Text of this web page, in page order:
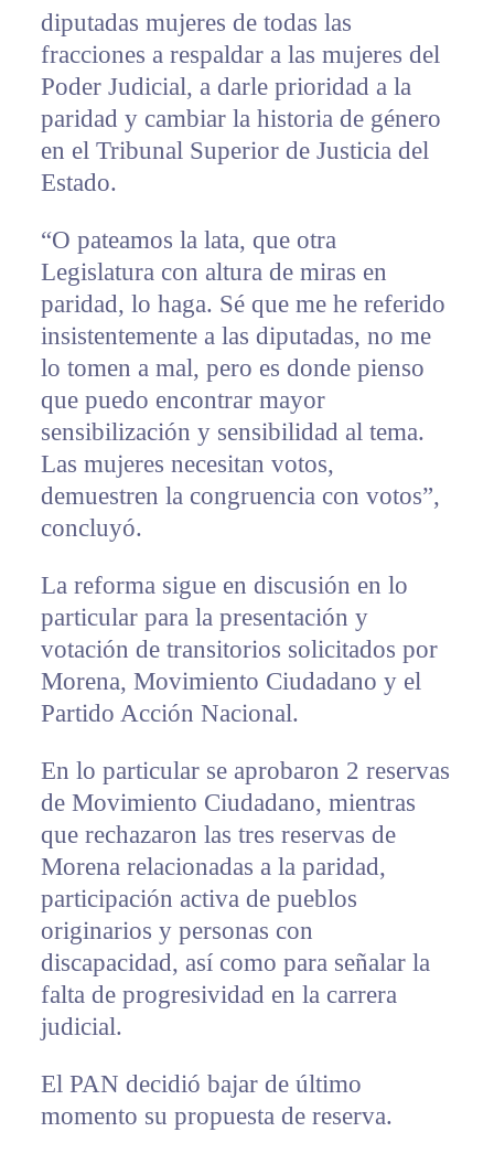
diputadas mujeres de todas las
fracciones a respaldar a las mujeres del
Poder Judicial, a darle prioridad a la
paridad y cambiar la historia de género
en el Tribunal Superior de Justicia del
Estado.
“O pateamos la lata, que otra
Legislatura con altura de miras en
paridad, lo haga. Sé que me he referido
insistentemente a las diputadas, no me
lo tomen a mal, pero es donde pienso
que puedo encontrar mayor
sensibilización y sensibilidad al tema.
Las mujeres necesitan votos,
demuestren la congruencia con votos”,
concluyó.
La reforma sigue en discusión en lo
particular para la presentación y
votación de transitorios solicitados por
Morena, Movimiento Ciudadano y el
Partido Acción Nacional.
En lo particular se aprobaron 2 reservas
de Movimiento Ciudadano, mientras
que rechazaron las tres reservas de
Morena relacionadas a la paridad,
participación activa de pueblos
originarios y personas con
discapacidad, así como para señalar la
falta de progresividad en la carrera
judicial.
El PAN decidió bajar de último
momento su propuesta de reserva.